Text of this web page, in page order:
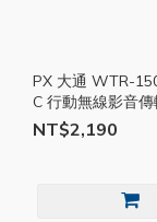
PX 大通 WTR-
C 行動無線影音
NT$2,190